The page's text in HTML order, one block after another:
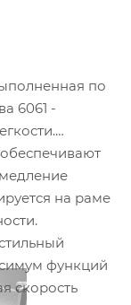
по
6061 -
на раме
функций
скорость